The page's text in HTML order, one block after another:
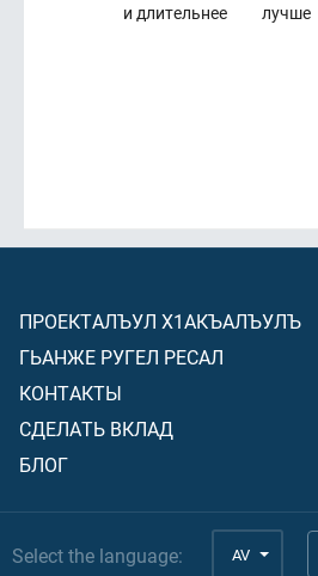
лучше
и длительнее
ПРОЕКТАЛЪУЛ Х1АКЪАЛЪУЛЪ
ГЬАНЖЕ РУГЕЛ РЕСАЛ
КОНТАКТЫ
СДЕЛАТЬ ВКЛАД
БЛОГ
Select the language: AV